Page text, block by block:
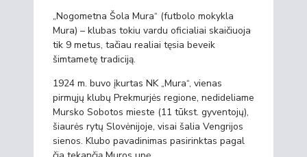
„Nogometna Šola Mura“ (futbolo mokykla
Mura) – klubas tokiu vardu oficialiai skaičiuoja
tik 9 metus, tačiau realiai tęsia beveik
šimtametę tradiciją.
1924 m. buvo įkurtas NK „Mura“, vienas
pirmųjų klubų Prekmurjės regione, nedideliame
Mursko Sobotos mieste (11 tūkst. gyventojų),
šiaurės rytų Slovėnijoje, visai šalia Vengrijos
sienos. Klubo pavadinimas pasirinktas pagal